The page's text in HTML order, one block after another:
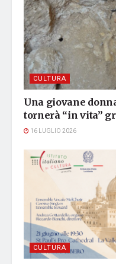
CULTURA
Una giovane
tornerà “in vita”
16 LUGLIO 2026
CULTURA